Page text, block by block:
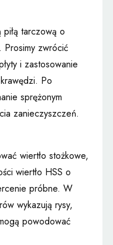
tarczową o
zwrócić
i zastosowanie
Po
sprężonym
zanieczyszczeń.
wiertło stożkowe,
wiertło HSS o
próbne. W
wykazują rysy,
powodować